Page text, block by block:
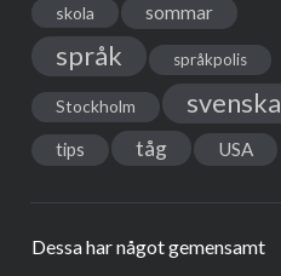
skola sommar
språk språkpolis
Stockholm svenska
tips tåg USA
Dessa har något gemensamt